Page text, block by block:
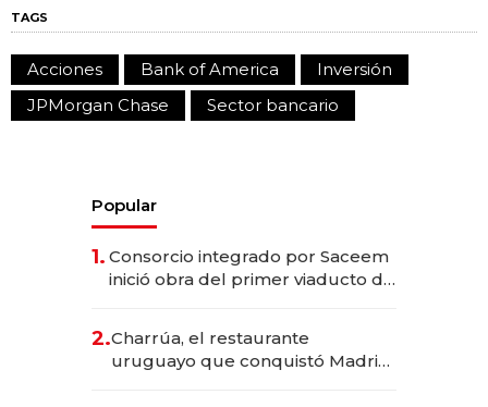
TAGS
Acciones Bank of America
Inversión
JPMorgan Chase
Sector bancario
Popular
1. Consorcio integrado por Saceem
inició obra del primer viaducto de
millones
2.Charrúa, el restaurante
uruguayo que conquistó Madrid: